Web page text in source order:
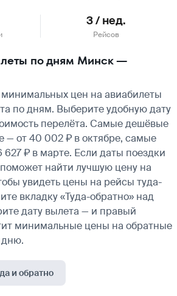
3 / нед.
Рейсов
по дням Минск —
цен на авиабилеты
по дням. Выберите удобную дату
перелёта. Самые дешёвые
— от 40 002 ₽ в октябре, самые
627 ₽ в марте. Если даты поездки
найти лучшую цену на
увидеть цены на рейсы туда-
вкладку «Туда-обратно» над
дату вылета — и правый
минимальные цены на обратные
и обратно